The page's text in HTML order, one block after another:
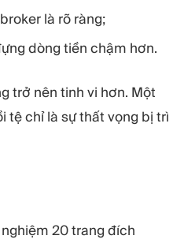
là rõ ràng;
dòng tiền chậm hơn.
trở nên tinh vi hơn. Một
tệ chỉ là sự thất vọng bị trì
20 trang đích